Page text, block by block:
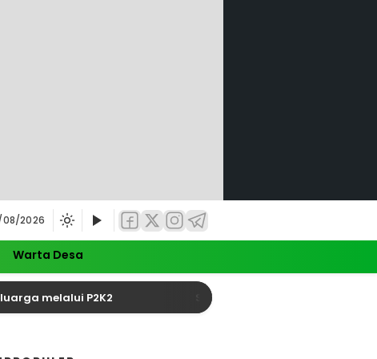
2026
Warta Desa
P2K2 Satu Tewas dalam Kecelakaan yang